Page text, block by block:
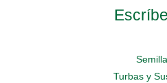
Turbas y